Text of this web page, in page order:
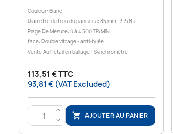
Couleur: Blanc
Diamètre du trou du panneau: 85 mm - 3 3/8 »
Plage De Mesure: 0 à ± 500 TR/MIN
face: Double vitrage - anti-buée
Vente Au Détail emballage 1 Synchromètre
113,51 € TTC
93,81 € (VAT Excluded)
>
<
 AJOUTER AU PANIER